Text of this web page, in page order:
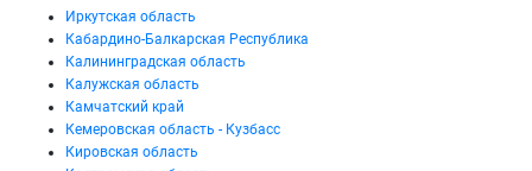
Иркутская область
Кабардино-Балкарская Республика
Калининградская область
Калужская область
Камчатский край
Кемеровская область - Кузбасс
Кировская область